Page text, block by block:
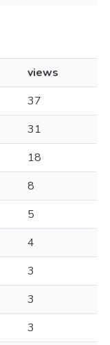
views
37
31
18
8
5
4
3
3
3